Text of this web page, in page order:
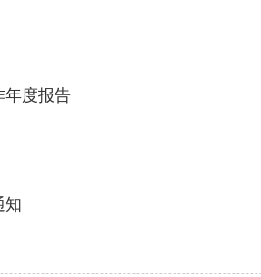
年度报告
知